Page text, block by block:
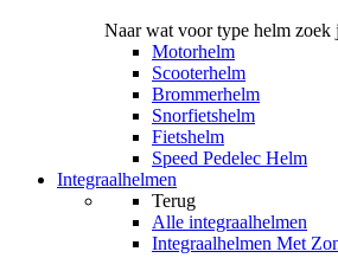
Naar wat voor type helm zoek
Motorhelm
Scooterhelm
Brommerhelm
Snorfietshelm
Fietshelm
Speed Pedelec Helm
Integraalhelmen
Terug
Alle integraalhelmen
Integraalhelmen Met